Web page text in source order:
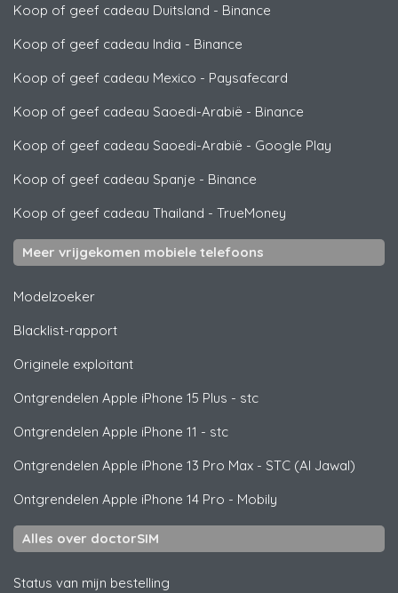
Koop of geef cadeau Duitsland - Binance
Koop of geef cadeau India - Binance
Koop of geef cadeau Mexico - Paysafecard
Koop of geef cadeau Saoedi-Arabië - Binance
Koop of geef cadeau Saoedi-Arabië - Google Play
Koop of geef cadeau Spanje - Binance
Koop of geef cadeau Thailand - TrueMoney
Meer vrijgekomen mobiele telefoons
Modelzoeker
Blacklist-rapport
Originele exploitant
Ontgrendelen Apple iPhone 15 Plus - stc
Ontgrendelen Apple iPhone 11 - stc
Ontgrendelen Apple iPhone 13 Pro Max - STC (Al Jawal)
Ontgrendelen Apple iPhone 14 Pro - Mobily
Alles over doctorSIM
Status van mijn bestelling